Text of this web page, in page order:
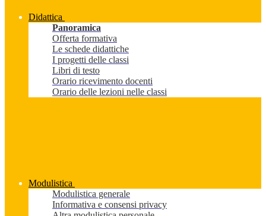
Didattica
Panoramica
Offerta formativa
Le schede didattiche
I progetti delle classi
Libri di testo
Orario ricevimento docenti
Orario delle lezioni nelle classi
Modulistica
Modulistica generale
Informativa e consensi privacy